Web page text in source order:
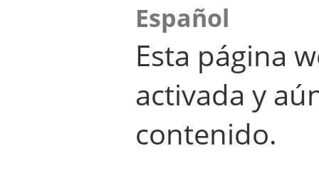
Español
Esta página
activada y
contenido.